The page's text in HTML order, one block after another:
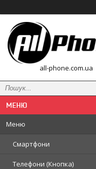
all-phone.com.ua
Меню
Смартфони
Телефони (Кнопка)